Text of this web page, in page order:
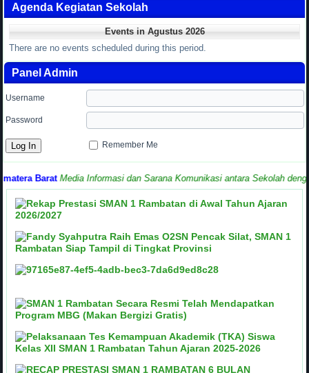
Agenda Kegiatan Sekolah
Events in Agustus 2026
There are no events scheduled during this period.
Panel Admin
Username
Password
Remember Me
Barat Media Informasi dan Sarana Komunikasi antara Sekolah dengan